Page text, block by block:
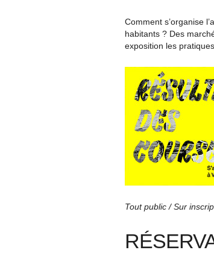
Comment s’organise
habitants ? Des
exposition les
Tout public / Sur